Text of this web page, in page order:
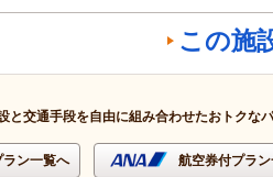
この施
と交通手段を自由に組み合わせたおトクな
ン一覧へ 航空券付プラ